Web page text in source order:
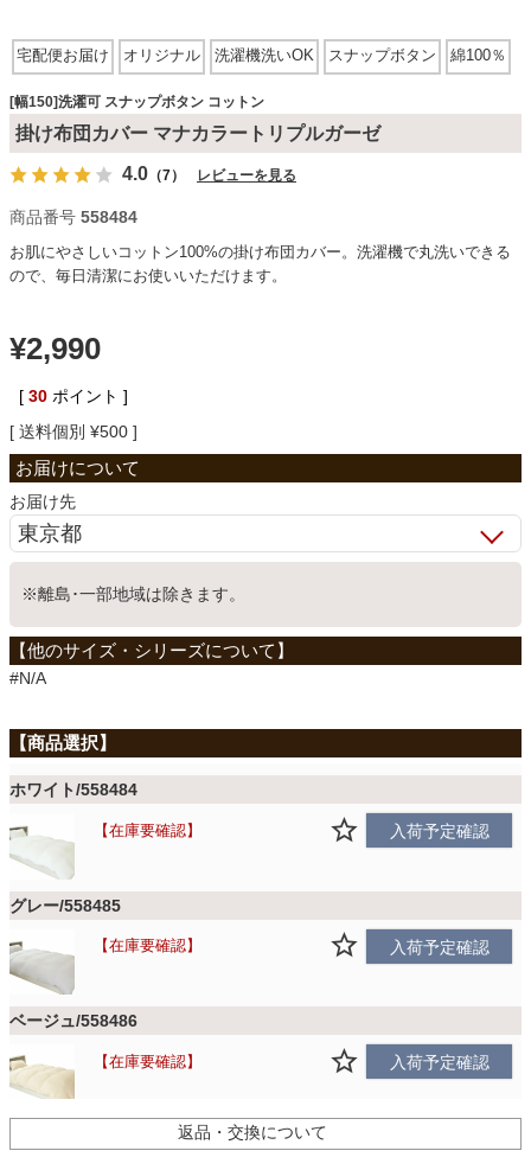
ダイニングテーブル・セット
椅子・チェア
食器棚・キッチン収納
ベッド
収納家具
学習机
ホームオフィス
ラグ
宅配便お届け オリジナル 洗濯機洗いOK スナップボタン 綿100％
[幅150]洗濯可 スナップボタン コットン
掛け布団カバー マナカラートリプルガーゼ
4.0 （7） レビューを見る
商品番号 558484
お肌にやさしいコットン100%の掛け布団カバー。洗濯機で丸洗いできる
ので、毎日清潔にお使いいただけます。
¥2,990
[ 30 ポイント ]
送料個別 ¥500
お届け先
※離島･一部地域は除きます。
#N/A
ホワイト/558484
在庫要確認 入荷予定確認
グレー/558485
在庫要確認 入荷予定確認
ベージュ/558486
在庫要確認 入荷予定確認
返品・交換について